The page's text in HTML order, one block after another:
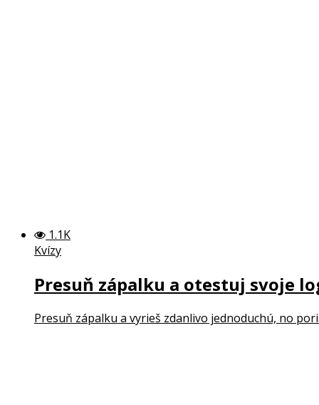
1.1K
Kvízy
Presuň zápalku a otestuj svoje
Presuň zápalku a vyrieš zdanlivo jednoduchú, no